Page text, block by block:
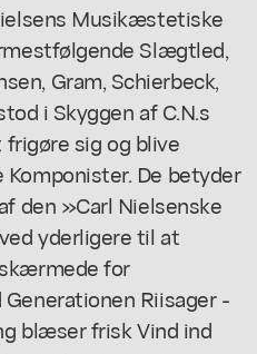
Musikæstetiske
Slægtled,
Gram, Schierbeck,
i Skyggen af C.N.s
sig og blive
De betyder
den »Carl Nielsenske
yderligere til at
for
Riisager -
blæser frisk Vind ind